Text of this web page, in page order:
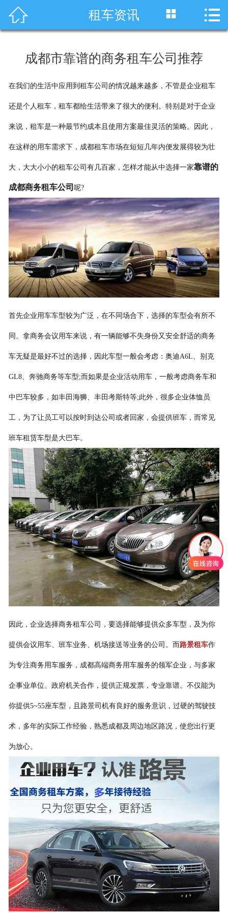
 首页
川藏线租车
租车资讯
租车价格
成功案例
关于我们
联系我们
 租车资讯  
成都市靠谱的商务租车公司推荐
在我们的生活中应用到租车公司的情况越来越多，不管是企业租车
还是个人租车，租车都给生活带来了很大的便利。特别是对于企业
来说，租车是一种最节约成本且使用方案最佳灵活的策略。因此，
在这样的用车需求下，成都租车市场在短短几年内便发展得较为壮
大，大大小小的租车公司有几百家，怎样才能从中选择一家靠谱的
成都商务租车公司 呢?
首先企业用车车型较为广泛，在不同场合下，选择的车型会有所不
同。拿商务会议用车来说，有一辆能够不失身份又安全舒适的商务
车无疑是最好不过的选择，因此车型一般会考虑：奥迪A6L、别克
GL8、奔驰商务等车型;而如果是企业活动用车，一般考虑商务车和
中巴车较多，如丰田海狮、丰田考斯特等;此外，很多企业体恤员
工，为了让员工可以按时到达公司或者回家，会提供班车，而常见
班车租赁车型是大巴车。
因此，企业选择商务租车公司，要选择能够提供众多车型，及为你
提供会议用车、班车业务、机场接送等业务的公司。而 路景租车作
为专注商务用车服务，成都高端商务用车服务的领军企业，与多家
企事业单位、政府机关合作，提供正规发票，专业靠谱。不仅能为
你提供5~55座车型，且路景司机有良好的服务意识，过硬的驾驶技
术，多年的实际工作经验，熟悉成都及周边地区路况，使您出行更
为放心。